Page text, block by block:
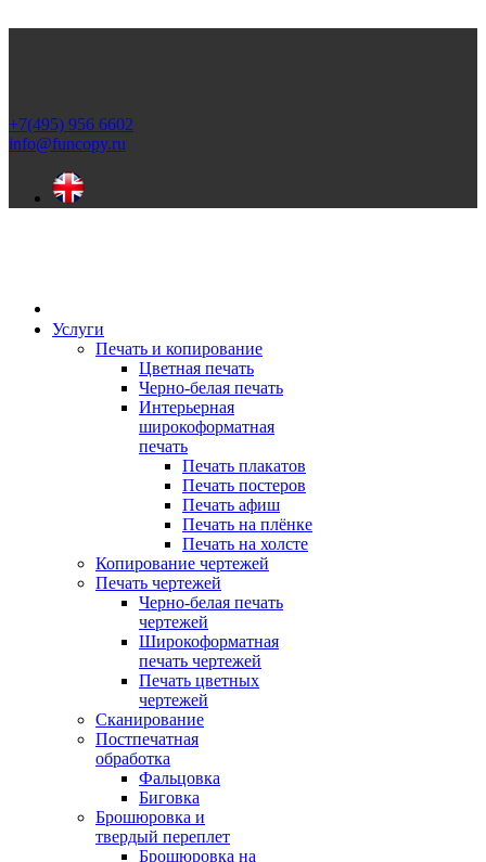
+7(495) 956 6602
info@funcopy.ru
Услуги
Печать и копирование
Цветная печать
Черно-белая печать
Интерьерная
широкоформатная
печать
Печать плакатов
Печать постеров
Печать афиш
Печать на плёнке
Печать на холсте
Копирование чертежей
Печать чертежей
Черно-белая печать
чертежей
Широкоформатная
печать чертежей
Печать цветных
чертежей
Сканирование
Постпечатная
обработка
Фальцовка
Биговка
Брошюровка и
твердый переплет
Брошюровка на